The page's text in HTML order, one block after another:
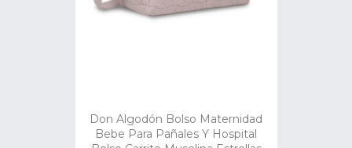
Don Algodón Bolso Maternidad
Bebe Para Pañales Y Hospital